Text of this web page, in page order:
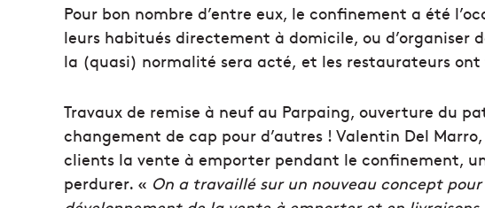
Pour bon nombre d’entre eux, le confinement a été
leurs habitués directement à domicile, ou d’organiser
la (quasi) normalité sera acté, et les restaurateurs ont
Travaux de remise à neuf au Parpaing, ouverture du
changement de cap pour d’autres ! Valentin Del
clients la vente à emporter pendant le confinement,
perdurer. « On a travaillé sur un nouveau concept